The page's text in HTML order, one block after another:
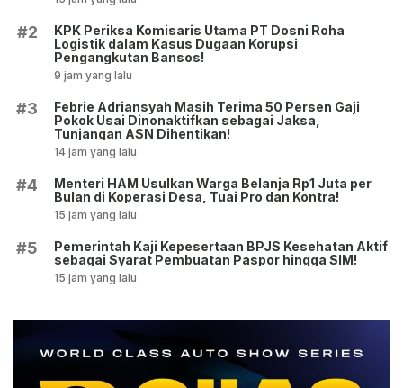
#2
KPK Periksa Komisaris Utama PT Dosni Roha
Logistik dalam Kasus Dugaan Korupsi
Pengangkutan Bansos!
9 jam yang lalu
#3
Febrie Adriansyah Masih Terima 50 Persen Gaji
Pokok Usai Dinonaktifkan sebagai Jaksa,
Tunjangan ASN Dihentikan!
14 jam yang lalu
#4
Menteri HAM Usulkan Warga Belanja Rp1 Juta per
Bulan di Koperasi Desa, Tuai Pro dan Kontra!
15 jam yang lalu
#5
Pemerintah Kaji Kepesertaan BPJS Kesehatan Aktif
sebagai Syarat Pembuatan Paspor hingga SIM!
15 jam yang lalu